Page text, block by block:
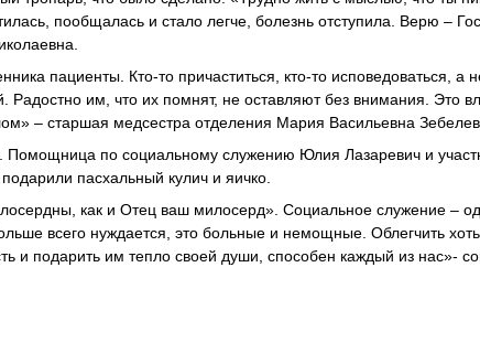
пообщалась и стало легче, болезнь отступила. Верю –
пациенты. Кто-то причаститься, кто-то исповедоваться, а
им, что их помнят, не оставляют без внимания. Это
– старшая медсестра отделения Мария Васильевна
Помощница по социальному служению Юлия Лазаревич и
пасхальный кулич и яичко.
как и Отец ваш милосерд». Социальное служение –
всего нуждается, это больные и немощные. Облегчить хоть
и подарить им тепло своей души, способен каждый из нас»-